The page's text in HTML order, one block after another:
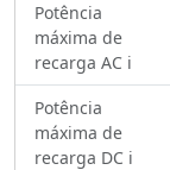
Potência
máxima de
recarga AC ℹ️
Potência
máxima de
recarga DC ℹ️